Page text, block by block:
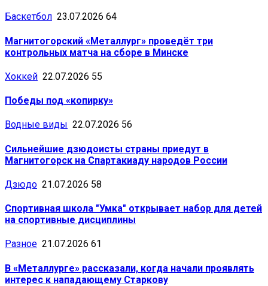
Баскетбол 23.07.2026 64
Магнитогорский «Металлург» проведёт три
контрольных матча на сборе в Минске
Хоккей 22.07.2026 55
Победы под «копирку»
Водные виды 22.07.2026 56
Сильнейшие дзюдоисты страны приедут в
Магнитогорск на Спартакиаду народов России
Дзюдо 21.07.2026 58
Спортивная школа "Умка" открывает набор для детей
на спортивные дисциплины
Разное 21.07.2026 61
В «Металлурге» рассказали, когда начали проявлять
интерес к нападающему Старкову